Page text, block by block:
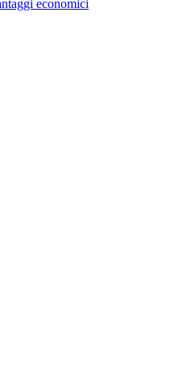
economici